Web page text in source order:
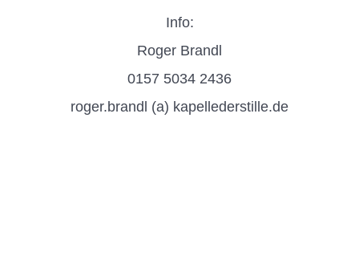
Info:
Roger Brandl
0157 5034 2436
roger.brandl (a) kapellederstille.de